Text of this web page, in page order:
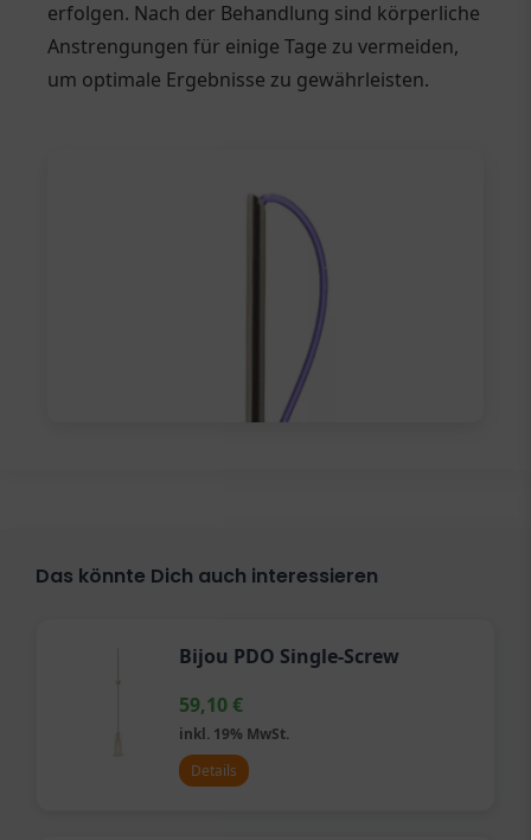
erfolgen. Nach der Behandlung sind körperliche
Anstrengungen für einige Tage zu vermeiden,
um optimale Ergebnisse zu gewährleisten.
Das könnte Dich auch interessieren
Bijou PDO Single-Screw
59,10€
inkl. 19% MwSt.
Details